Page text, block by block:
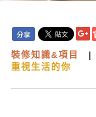
裝修知識&項目 |
重視生活的你